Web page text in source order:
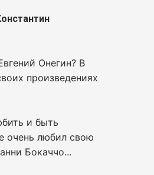
Онегин? В
произведениях
и быть
очень любил свою
Бокаччо...